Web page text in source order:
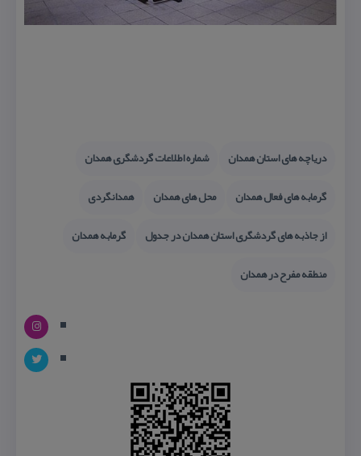
دریاچه های استان همدان
شماره اطلاعات گردشگری همدان
گرمابه های فعال همدان
محل های همدان
همدانگردی
از جاذبه های گردشگری استان همدان در جدول
گرمابه همدان
منطقه مفرح در همدان